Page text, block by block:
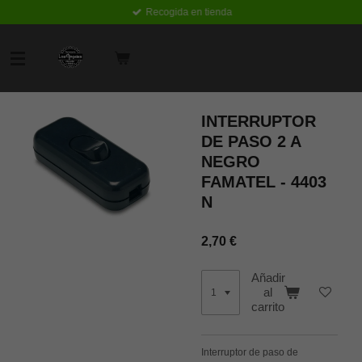
Recogida en tienda
INTERRUPTOR
DE PASO 2 A
NEGRO
FAMATEL - 4403
N
2,70 €
Añadir
al
carrito
Interruptor de paso de